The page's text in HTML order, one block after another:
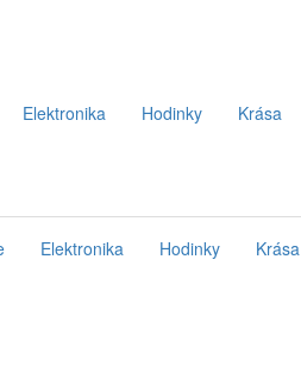
Elektronika Hodinky Krása
Elektronika Hodinky Krása